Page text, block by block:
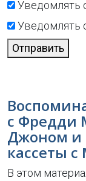
Уведомлять
Уведомлять
Отправить
с Фредди
Джоном и
кассеты
В этом